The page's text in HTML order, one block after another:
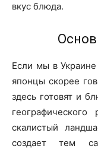
вкус блюда.
Если мы в Украине
японцы скорее
здесь готовят и
скалистый
создает тем